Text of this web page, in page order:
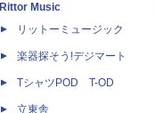
Rittor Music
リットーミュージック
楽器探そう!デジマート
TシャツPOD T-OD
立東舎